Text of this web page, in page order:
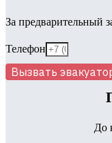
За предварительный
Телефон
Вызвать
До